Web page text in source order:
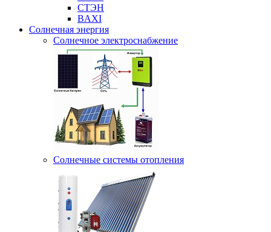
СТЭН
BAXI
Солнечная энергия
Солнечное электроснабжение
Солнечные системы отопления